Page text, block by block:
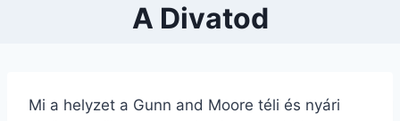
A Divatod
Mi a helyzet a Gunn and Moore téli és nyári